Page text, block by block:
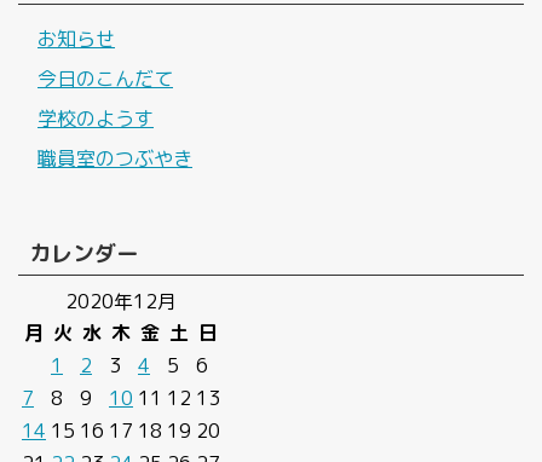
お知らせ
今日のこんだて
学校のようす
職員室のつぶやき
カレンダー
2020年12月
月 火 水 木 金 土 日
1
2 3 4 5
6
7
8 9 10 11 12 13
14 15 16 17 18 19 20